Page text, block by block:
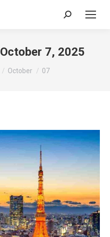
Search:
October 7, 2025
October 07